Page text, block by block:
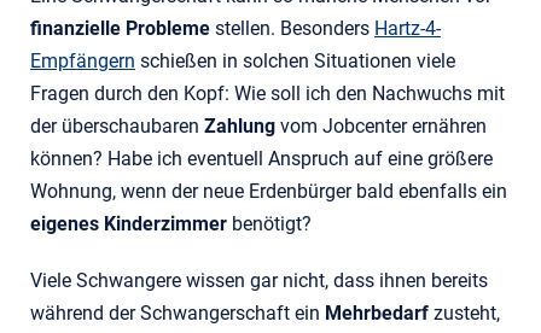
finanzielle Probleme stellen. Besonders Hartz-4-
Empfängern schießen in solchen Situationen viele
Fragen durch den Kopf: Wie soll ich den Nachwuchs mit
der überschaubaren Zahlung vom Jobcenter ernähren
können? Habe ich eventuell Anspruch auf eine größere
Wohnung, wenn der neue Erdenbürger bald ebenfalls ein
eigenes Kinderzimmer benötigt?
Viele Schwangere wissen gar nicht, dass ihnen bereits
während der Schwangerschaft ein Mehrbedarf zusteht,